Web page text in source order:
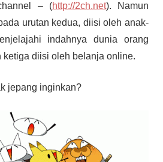
– (http://2ch.net). Namun
urutan kedua, diisi oleh anak-
indahnya dunia orang
ketiga diisi oleh belanja online.
jepang inginkan?